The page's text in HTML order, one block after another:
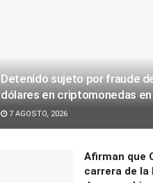
Detenido sujeto por fraude
dólares en criptomonedas en
7 AGOSTO, 2026
Afirman que
carrera de la